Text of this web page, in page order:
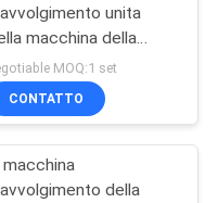
unita
macchina della
del materasso
della primavera di
- di 150mm
MOQ:1 set
CONTATTO
macchina
della